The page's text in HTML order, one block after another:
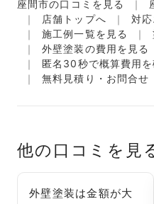
座間市の口コミを見る
店舗トップへ
対
施工例一覧を見る
外壁塗装の費用を見る
匿名30秒で概算費用
無料見積り・お問合せ
他の口コミを見
外壁塗装は金額が大